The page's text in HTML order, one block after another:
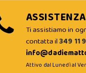
Ti assistiamo in
contatta il349 11
Attivo dal Lunedì al